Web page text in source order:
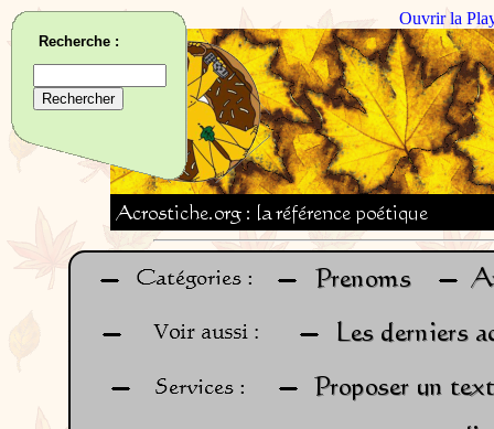
Ouvrir la
Recherche :